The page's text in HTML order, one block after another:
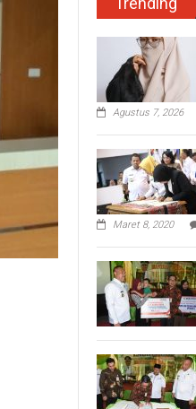
Agustus 7, 2026
Maret 8, 2020